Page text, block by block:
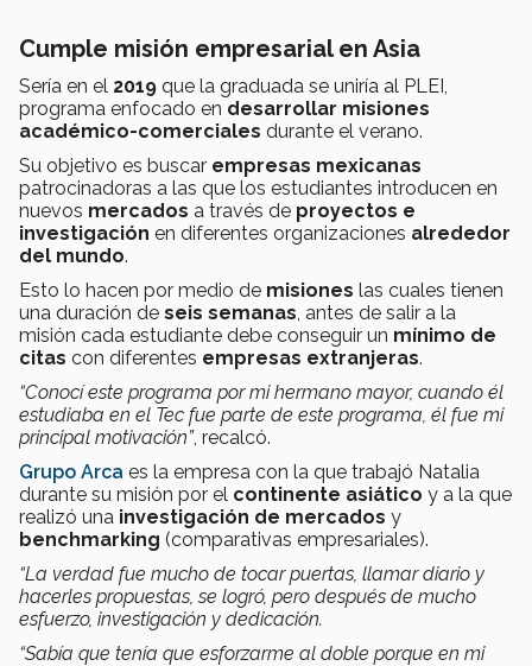
Cumple misión empresarial en Asia
Sería en el 2019 que la graduada se uniría al PLEI,
programa enfocado en desarrollar misiones
académico-comerciales durante el verano.
Su objetivo es buscar empresas mexicanas
patrocinadoras a las que los estudiantes introducen en
nuevos mercados a través de proyectos e
investigación en diferentes organizaciones alrededor
del mundo.
Esto lo hacen por medio de misiones las cuales tienen
una duración de seis semanas, antes de salir a la
misión cada estudiante debe conseguir un mínimo de
citas con diferentes empresas extranjeras.
“Conocí este programa por mi hermano mayor, cuando él
estudiaba en el Tec fue parte de este programa, él fue mi
principal motivación”, recalcó.
Grupo Arca es la empresa con la que trabajó Natalia
durante su misión por el continente asiático y a la que
realizó una investigación de mercados y
benchmarking (comparativas empresariales).
“La verdad fue mucho de tocar puertas, llamar diario y
hacerles propuestas, se logró, pero después de mucho
esfuerzo, investigación y dedicación.
“Sabía que tenía que esforzarme al doble porque en mi